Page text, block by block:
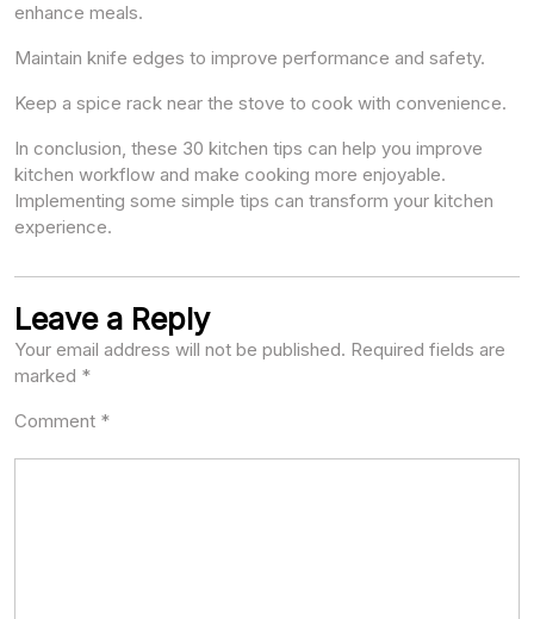
enhance meals.
Maintain knife edges to improve performance and safety.
Keep a spice rack near the stove to cook with convenience.
In conclusion, these 30 kitchen tips can help you improve
kitchen workflow and make cooking more enjoyable.
Implementing some simple tips can transform your kitchen
experience.
Leave a Reply
Your email address will not be published. Required fields are
marked *
Comment *